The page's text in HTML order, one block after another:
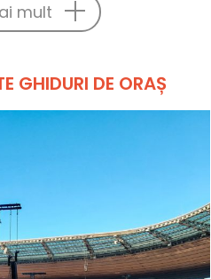
mult
GHIDURI DE ORAȘ